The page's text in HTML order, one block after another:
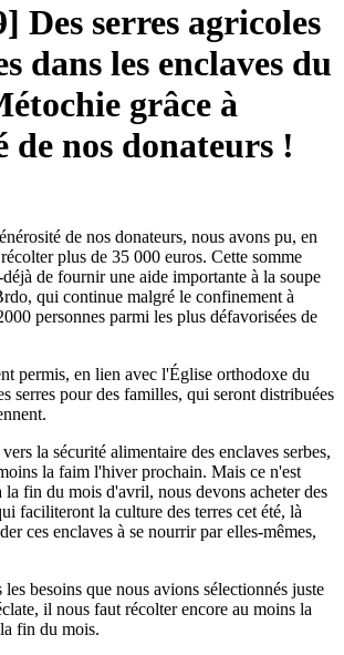
Des serres agricoles
dans les enclaves du
grâce à
de nos donateurs !
de nos donateurs, nous avons pu, en
plus de 35 000 euros. Cette somme
de fournir une aide importante à la soupe
qui continue malgré le confinement à
personnes parmi les plus défavorisées de
permis, en lien avec l'Église orthodoxe du
serres pour des familles, qui seront distribuées
la sécurité alimentaire des enclaves serbes,
la faim l'hiver prochain. Mais ce n'est
la fin du mois d'avril, nous devons acheter des
faciliteront la culture des terres cet été, là
ces enclaves à se nourrir par elles-mêmes,
besoins que nous avions sélectionnés juste
il nous faut récolter encore au moins la
fin du mois.